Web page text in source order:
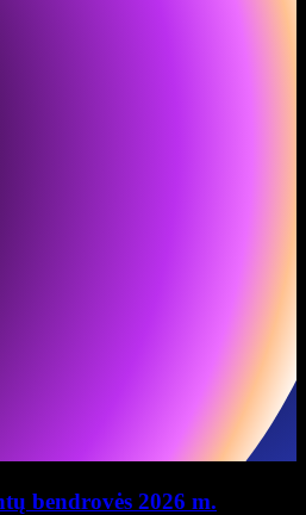
bendrovės 2026 m.